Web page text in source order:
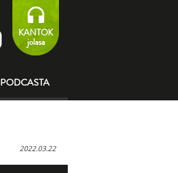
KANTOK
jolasa
PODCASTA
2022.03.22